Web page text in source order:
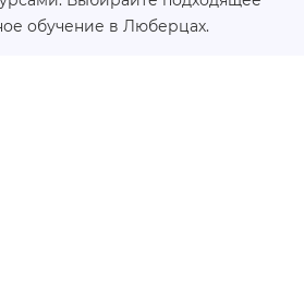
обучение в Люберцах.